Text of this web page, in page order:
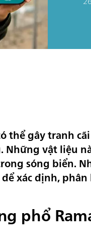
thể gây tranh
Những vật liệu
sóng biển.
xác định,
phổ